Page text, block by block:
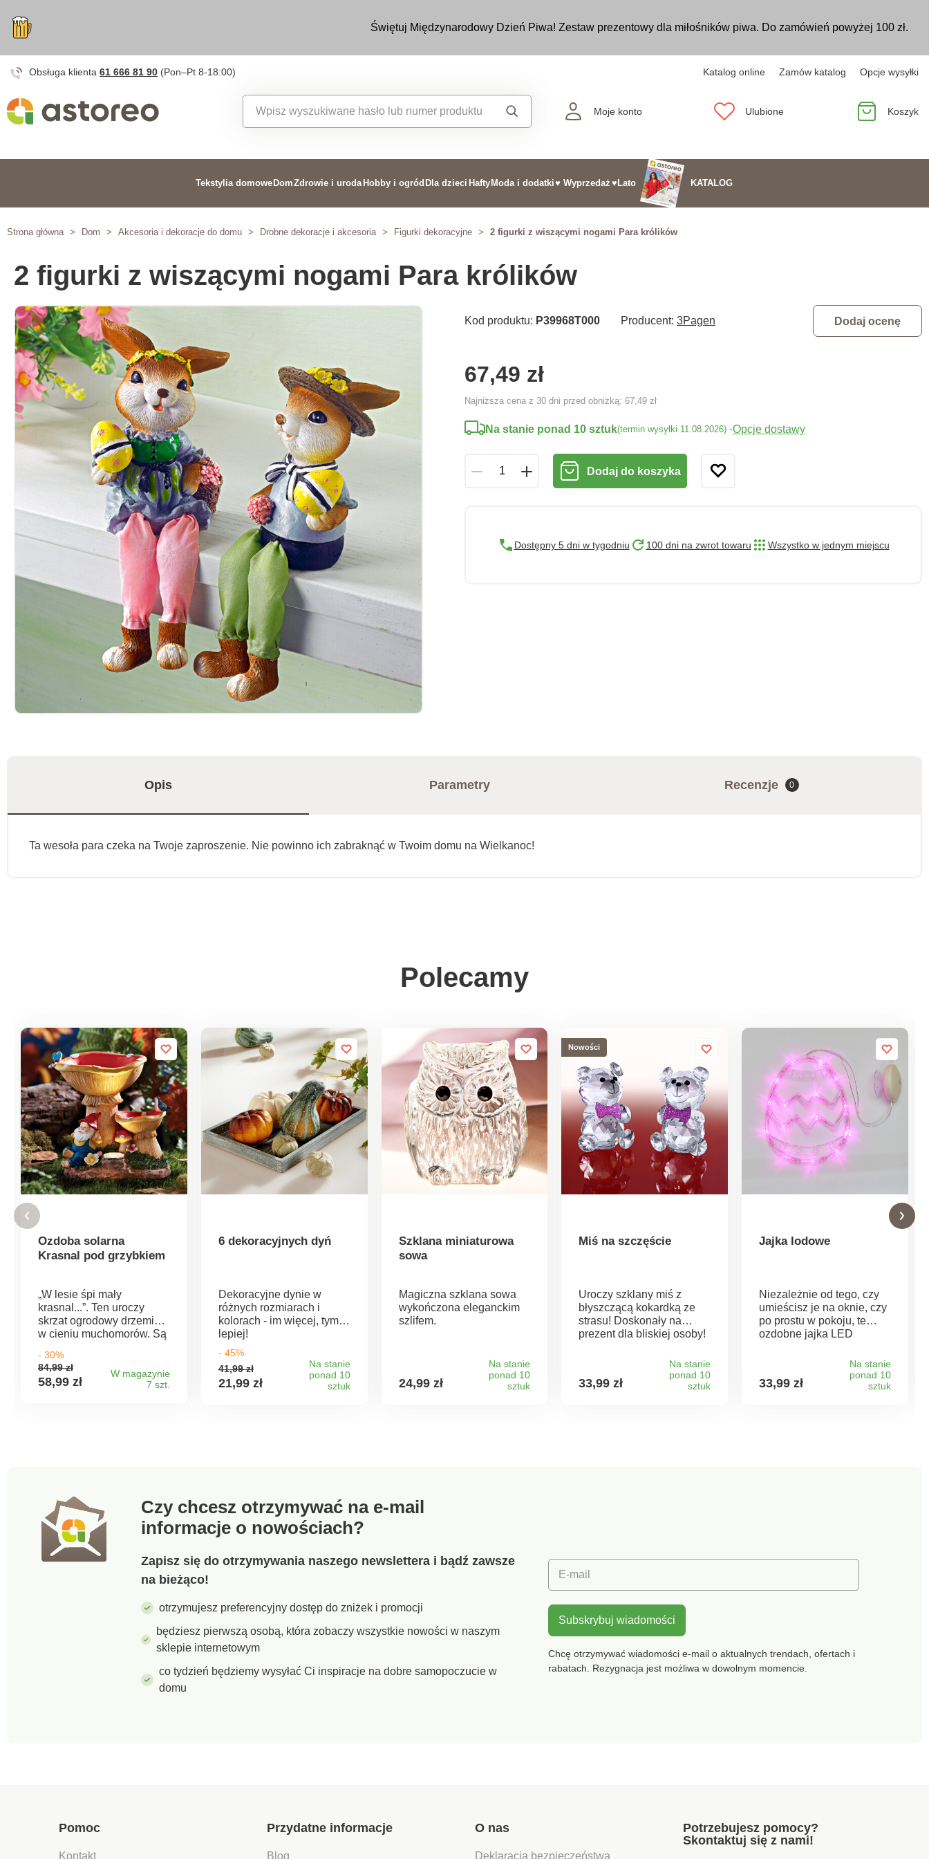
Świętuj Międzynarodowy Dzień Piwa! Zestaw prezentowy dla miłośników piwa. Do zamówień powyżej 100 zł.
Obsługa klienta 61 666 81 90 (Pon–Pt 8-18:00) Katalog online Zamów katalog Opcje wysyłki
Moje konto Ulubione Koszyk
Tekstylia domowe DomZdrowie i uroda Hobby i ogród Dla dzieci Hafty Moda i dodatki♥ Wyprzedaż ♥Lato KATALOG
Strona główna > Dom > Akcesoria i dekoracje do domu > Drobne dekoracje i akcesoria > Figurki dekoracyjne > 2 figurki z wiszącymi nogami Para królików
2 figurki z wiszącymi nogami Para królików
Kod produktu: P39968T000 Producent: 3Pagen Dodaj ocenę
67,49 zł
Najniższa cena z 30 dni przed obniżką: 67,49 zł
Na stanie ponad 10 sztuk(termin wysyłki 11.08.2026) -Opcje dostawy
Dodaj do koszyka
Dostępny 5 dni w tygodniu 100 dni na zwrot towaru Wszystko w jednym miejscu
Opis Parametry Recenzje 0
Ta wesoła para czeka na Twoje zaproszenie. Nie powinno ich zabraknąć w Twoim domu na Wielkanoc!
Polecamy
Ozdoba solarna
Krasnal pod grzybkiem
„W lesie śpi mały
krasnal...”. Ten uroczy
skrzat ogrodowy drzemie
w cieniu muchomorów. Są
słoneczną, dzięki czemu
wieczorem rozjaśnią Twój
ogród, a ponadto mogą
- 30%
84,99 zł
58,99 zł
W magazynie
7 szt.
6 dekoracyjnych dyń
Dekoracyjne dynie w
różnych rozmiarach i
kolorach - im więcej, tym
lepiej!
- 45%
41,99 zł
21,99 zł
Na stanie
ponad 10
sztuk
Szklana miniaturowa
sowa
Magiczna szklana sowa
wykończona eleganckim
szlifem.
24,99 zł
Na stanie
ponad 10
sztuk
Nowości
Miś na szczęście
Uroczy szklany miś z
błyszczącą kokardką ze
strasu! Doskonały na
prezent dla bliskiej osoby!
33,99 zł
Na stanie
ponad 10
sztuk
Jajka lodowe
Niezależnie od tego, czy
umieścisz je na oknie, czy
po prostu w pokoju, te
ozdobne jajka LED
wielkanocne uroczystym
blaskiem. Zasilanie 3
bateriami mikro AAA, 1,5
33,99 zł
Na stanie
ponad 10
sztuk
Czy chcesz otrzymywać na e-mail
informacje o nowościach?
Zapisz się do otrzymywania naszego newslettera i bądź zawsze
na bieżąco!
otrzymujesz preferencyjny dostęp do zniżek i promocji
będziesz pierwszą osobą, która zobaczy wszystkie nowości w naszym
sklepie internetowym
co tydzień będziemy wysyłać Ci inspiracje na dobre samopoczucie w
domu
E-mail
Subskrybuj wiadomości
Chcę otrzymywać wiadomości e-mail o aktualnych trendach, ofertach i
rabatach. Rezygnacja jest możliwa w dowolnym momencie.
Pomoc
Kontakt
Przydatne informacje
Blog
O nas
Deklaracja bezpieczeństwa
Potrzebujesz pomocy?
Skontaktuj się z nami!